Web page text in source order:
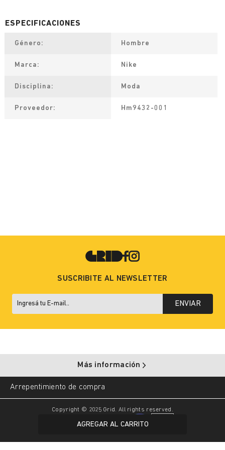
AGREGAR AL CARRITO
Género Hombre
Marca Nike
Disciplina Moda
Proveedor Hm9432-001
SUSCRIBITE AL NEWSLETTER
ENVIAR
Más información
Arrepentimiento de compra
Copyright © 2025 Grid. All rights reserved.